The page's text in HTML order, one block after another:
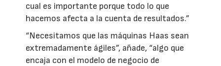
cual es importante porque todo lo que
hacemos afecta a la cuenta de resultados.”
“Necesitamos que las máquinas Haas sean
extremadamente ágiles”, añade, “algo que
encaja con el modelo de negocio de